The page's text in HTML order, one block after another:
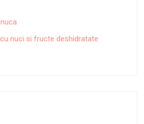
nuci si fructe deshidratate